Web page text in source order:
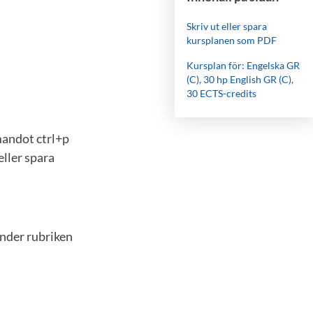
Skriv ut eller spara
kursplanen som PDF
Kursplan för: Engelska GR
(C), 30 hp English GR (C),
30 ECTS-credits
ctrl+p
spara
rubriken